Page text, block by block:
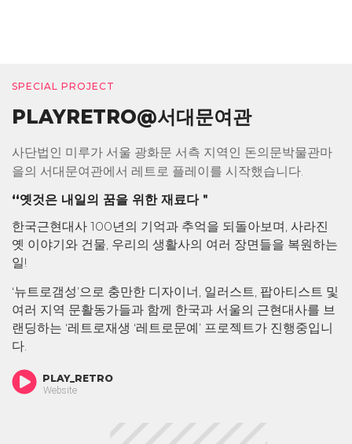
SPECIAL PROJECT
PLAYRETRO@서대문여관
사단법인 미루가 서울 광화문 서측 지역인 돈의문박물관마
을의 서대문여관에서 레트로 플레이를 시작했습니다.
“옛것은 내일의 꿈을 위한 재료다＂
한국근현대사 100년의 기억과 추억을 되돌아보며, 사라진
옛 이야기와 건물, 우리의 생활사의 여러 장면들을 복원하는
일!
‘뉴트로갬성’으로 충만한 디자이너, 일러스트, 팝아티스트 및
여러 지역 문활동가들과 함께 한국과 서울의 근현대사를 브
랜딩하는 ‘레트로재생 ‘레트로문예’ 프로젝트가 진행중입니
다.
PLAY_RETRO
Website